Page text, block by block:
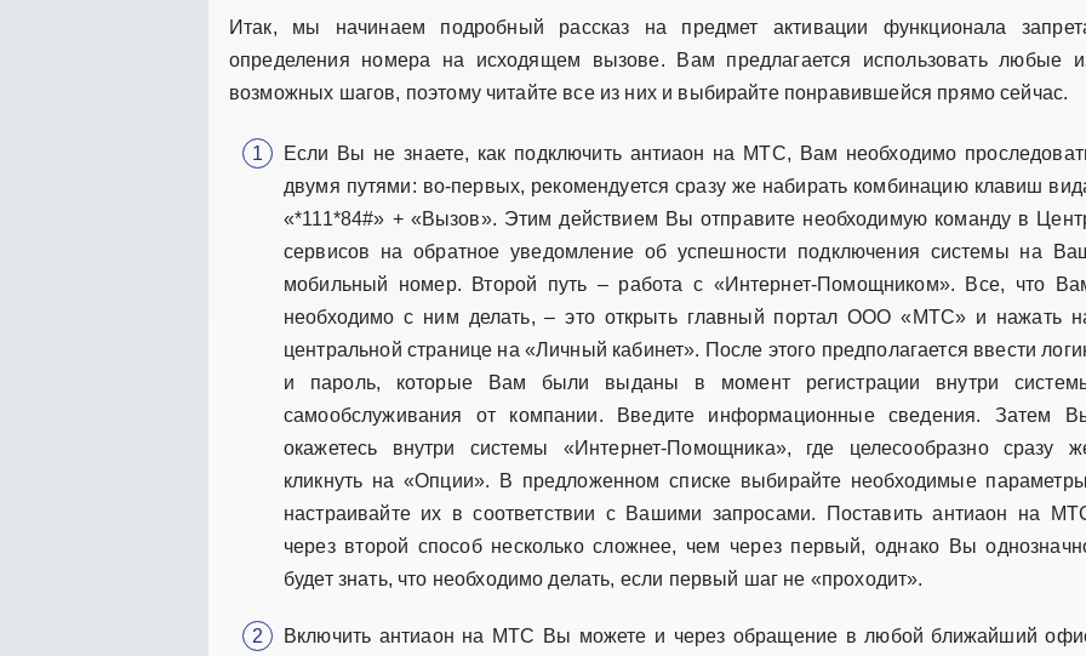
Итак, мы начинаем подробный рассказ на предмет активации функционала
определения номера на исходящем вызове. Вам предлагается использовать любые
возможных шагов, поэтому читайте все из них и выбирайте понравившейся прямо сейчас.
Если Вы не знаете, как подключить антиаон на МТС, Вам необходимо
двумя путями: во-первых, рекомендуется сразу же набирать комбинацию клавиш
«*111*84#» + «Вызов». Этим действием Вы отправите необходимую команду в
сервисов на обратное уведомление об успешности подключения системы на
мобильный номер. Второй путь – работа с «Интернет-Помощником». Все, что
необходимо с ним делать, – это открыть главный портал ООО «МТС» и нажать
центральной странице на «Личный кабинет». После этого предполагается ввести
и пароль, которые Вам были выданы в момент регистрации внутри
самообслуживания от компании. Введите информационные сведения. Затем
окажетесь внутри системы «Интернет-Помощника», где целесообразно сразу
кликнуть на «Опции». В предложенном списке выбирайте необходимые
настраивайте их в соответствии с Вашими запросами. Поставить антиаон на
через второй способ несколько сложнее, чем через первый, однако Вы
будет знать, что необходимо делать, если первый шаг не «проходит».
Включить антиаон на МТС Вы можете и через обращение в любой ближайший